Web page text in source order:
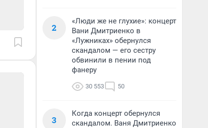
2
«Люди же не глухие»: концерт
Вани Дмитриенко в
«Лужниках» обернулся
скандалом — его сестру
обвинили в пении под
фанеру
30 553 50
3
Когда концерт обернулся
скандалом. Ваня Дмитриенко